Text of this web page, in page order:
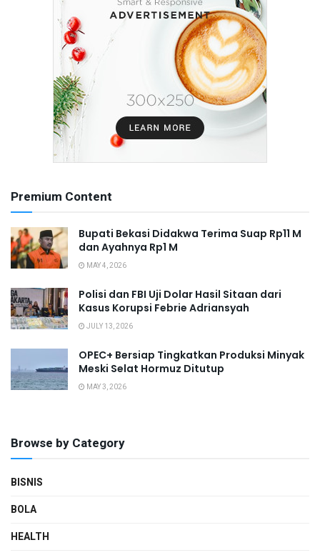
Premium Content
Bupati Bekasi Didakwa Terima Suap Rp11 M
dan Ayahnya Rp1 M
MAY 4, 2026
Polisi dan FBI Uji Dolar Hasil Sitaan dari
Kasus Korupsi Febrie Adriansyah
JULY 13, 2026
OPEC+ Bersiap Tingkatkan Produksi Minyak
Meski Selat Hormuz Ditutup
MAY 3, 2026
Browse by Category
BISNIS
BOLA
HEALTH